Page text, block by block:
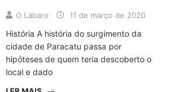
O Lábaro 11 de março de 2020
História A história do surgimento da
cidade de Paracatu passa por
hipóteses de quem teria descoberto o
local e dado